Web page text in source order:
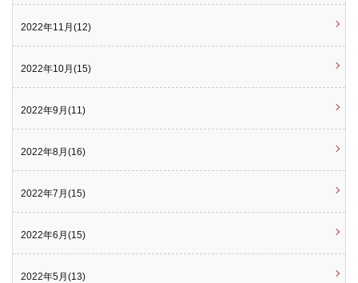
2022年11月(12)
2022年10月(15)
2022年9月(11)
2022年8月(16)
2022年7月(15)
2022年6月(15)
2022年5月(13)